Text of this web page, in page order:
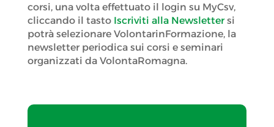
corsi, una volta effettuato il login su MyCsv,
cliccando il tasto Iscriviti alla Newslettersi
potrà selezionare VolontarinFormazione, la
newsletter periodica sui corsi e seminari
organizzati da VolontaRomagna.